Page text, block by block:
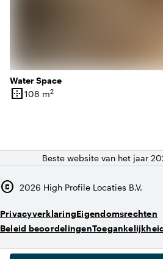
Water Space
border_outer
Oppervlakte
108 m2
Beste website van het jaar
copyright 2026 High Profile Locaties B.V.
PrivacyverklaringEigendomsrechten
Beleid beoordelingen